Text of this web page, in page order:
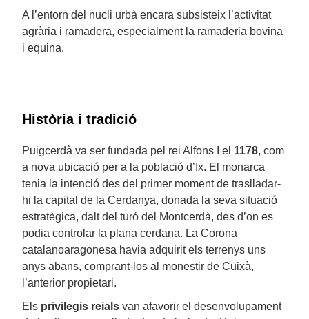
A l’entorn del nucli urbà encara subsisteix l’activitat
agrària i ramadera, especialment la ramaderia bovina
i equina.
Història i tradició
Puigcerdà va ser fundada pel rei Alfons I el 1178, com
a nova ubicació per a la població d’Ix. El monarca
tenia la intenció des del primer moment de traslladar-
hi la capital de la Cerdanya, donada la seva situació
estratègica, dalt del turó del Montcerdà, des d’on es
podia controlar la plana cerdana. La Corona
catalanoaragonesa havia adquirit els terrenys uns
anys abans, comprant-los al monestir de Cuixà,
l’anterior propietari.
Els privilegis reials van afavorir el desenvolupament